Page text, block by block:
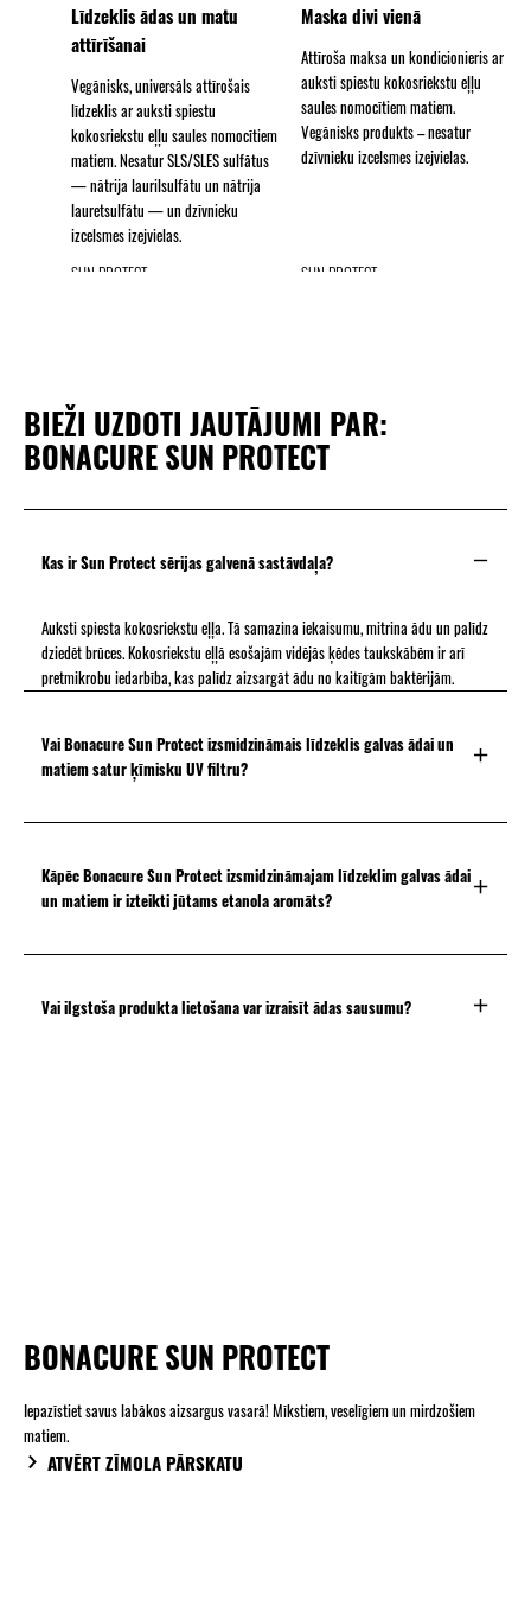
Līdzeklis ādas un matu
attīrīšanai
Vegānisks, universāls attīrošais
līdzeklis ar auksti spiestu
kokosriekstu eļļu saules nomocītiem
matiem. Nesatur SLS/SLES sulfātus
— nātrija laurilsulfātu un nātrija
lauretsulfātu — un dzīvnieku
izcelsmes izejvielas.
Maska divi vienā
Attīroša maksa un kondicionieris ar
auksti spiestu kokosriekstu eļļu
saules nomocītiem matiem.
Vegānisks produkts – nesatur
dzīvnieku izcelsmes izejvielas.
SUN PROTECT
pludmales loku ieveidošanai ar
auksti spiestu kokosriekstu eļļu
visiem matu tipiem. Vegānisks
izcelsmes izejvielas.
SUN PROTECT
kokosriekstu eļļu saules nomocītiem
matiem. Vegānisks produkts –
nesatur dzīvnieku izcelsmes
Izmēģiniet Bonacure Sun Protect
izsmidzināmo līdzekli galvas ādai
un matiem — tas ir netaukains
kas pasargā galvas ādu no UV
un viegli savaldāmus.
BIEŽI UZDOTI JAUTĀJUMI PAR:
BONACURE SUN PROTECT
Kas ir Sun Protect sērijas galvenā sastāvdaļa?
Auksti spiesta kokosriekstu eļļa. Tā samazina iekaisumu, mitrina ādu un palīdz
dziedēt brūces. Kokosriekstu eļļā esošajām vidējās ķēdes taukskābēm ir arī
pretmikrobu iedarbība, kas palīdz aizsargāt ādu no kaitīgām baktērijām.
Vai Bonacure Sun Protect izsmidzināmais līdzeklis galvas ādai un
matiem satur ķīmisku UV filtru?
Kāpēc Bonacure Sun Protect izsmidzināmajam līdzeklim galvas ādai
un matiem ir izteikti jūtams etanola aromāts?
Vai ilgstoša produkta lietošana var izraisīt ādas sausumu?
BONACURE SUN PROTECT
Iepazīstiet savus labākos aizsargus vasarā! Mīkstiem, veselīgiem un mirdzošiem
matiem.
ATVĒRT ZĪMOLA PĀRSKATU